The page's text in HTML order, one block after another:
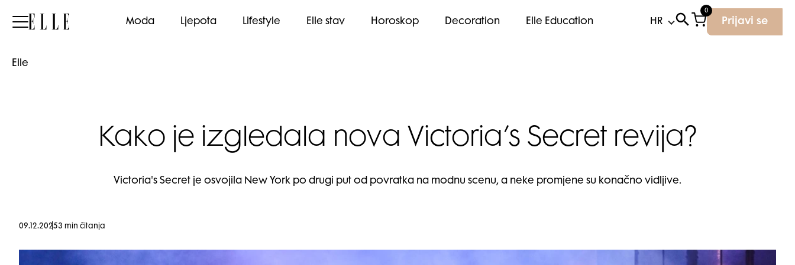
Elle Moda Ljepota Lifestyle Elle stav Horoskop Decoration Elle Education
0
Prijavi se
Elle
Kako je izgledala nova Victoria’s Secret revija?
Victoria's Secret je osvojila New York po drugi put od povratka na modnu scenu, a neke promjene su konačno vidljive.
09.12.20253 min čitanja